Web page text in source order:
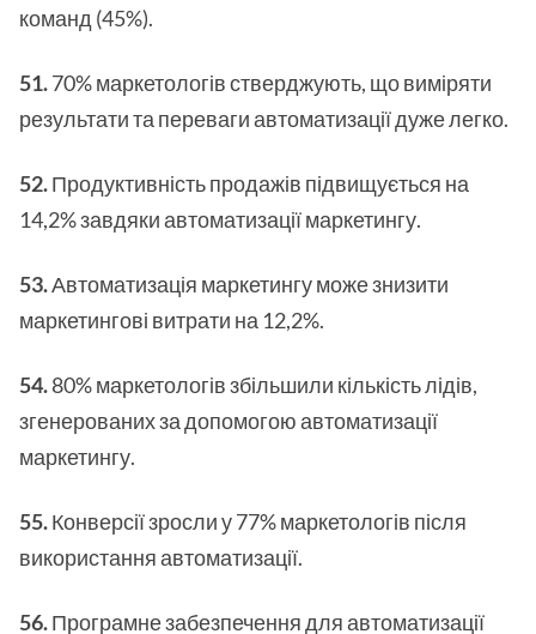
команд (45%).
51.70% маркетологів стверджують, що виміряти
результати та переваги автоматизації дуже легко.
52.Продуктивність продажів підвищується на
14,2% завдяки автоматизації маркетингу.
53.Автоматизація маркетингу може знизити
маркетингові витрати на 12,2%.
54.80% маркетологів збільшили кількість лідів,
згенерованих за допомогою автоматизації
маркетингу.
55.Конверсії зросли у 77% маркетологів після
використання автоматизації.
56.Програмне забезпечення для автоматизації